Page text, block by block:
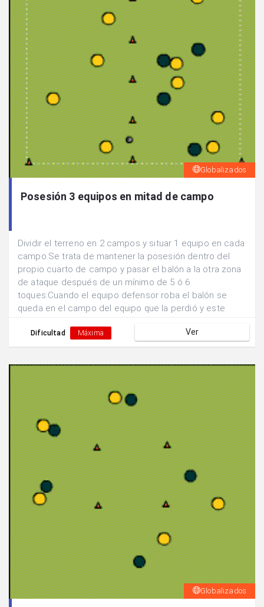
Globalizados
Posesión 3 equipos en mitad de campo
Dividir el terreno en 2 campos y situar 1 equipo en cada
campo.Se trata de mantener la posesión dentro del
propio cuarto de campo y pasar el balón a la otra zona
de ataque después de un mínimo de 5 ó 6
toques.Cuando el equipo defensor roba el balón se
queda en el campo del equipo que la perdió y este
Dificultad Máxima Ver
Globalizados